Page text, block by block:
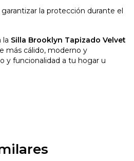
la protección durante el
la Silla Brooklyn Tapizado Velvet
más cálido, moderno y
y funcionalidad a tu hogar u